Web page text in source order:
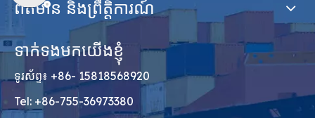
ព័ត៌មាន និងព្រឹត្តិការណ៍
ទាក់ទងមកយើងខ្ញុំ
ទូរស័ព្ទ៖ +86- 15818568920
Tel: +86-755-36973380